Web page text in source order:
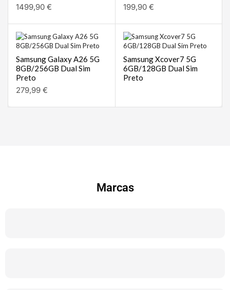
1499,90 € 199,90 €
Samsung Galaxy A26 5G
8GB/256GB Dual Sim
Preto
279,99 €
Samsung Xcover7 5G
6GB/128GB Dual Sim
Preto
Marcas